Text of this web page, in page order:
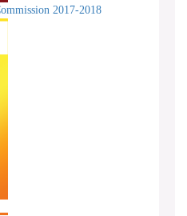
2017-2018